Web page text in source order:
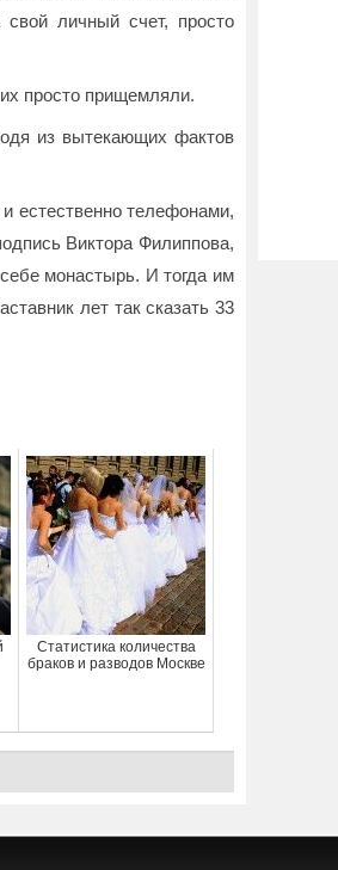
личный счет, просто
просто прищемляли.
из вытекающих фактов
естественно телефонами,
Виктора Филиппова,
монастырь. И тогда им
лет так сказать 33
Статистика количества
браков и разводов Москве